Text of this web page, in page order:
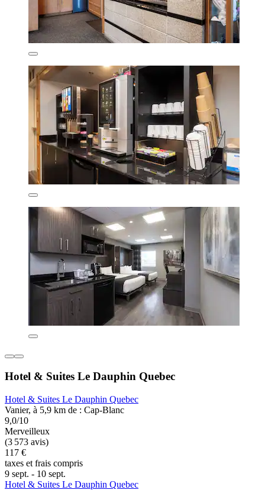
Hotel & Suites Le Dauphin Quebec
Hotel & Suites Le Dauphin Quebec
Vanier, à 5,9 km de : Cap-Blanc
9,0/10
Merveilleux
(3 573 avis)
117 €
taxes et frais compris
9 sept. - 10 sept.
Hotel & Suites Le Dauphin Quebec